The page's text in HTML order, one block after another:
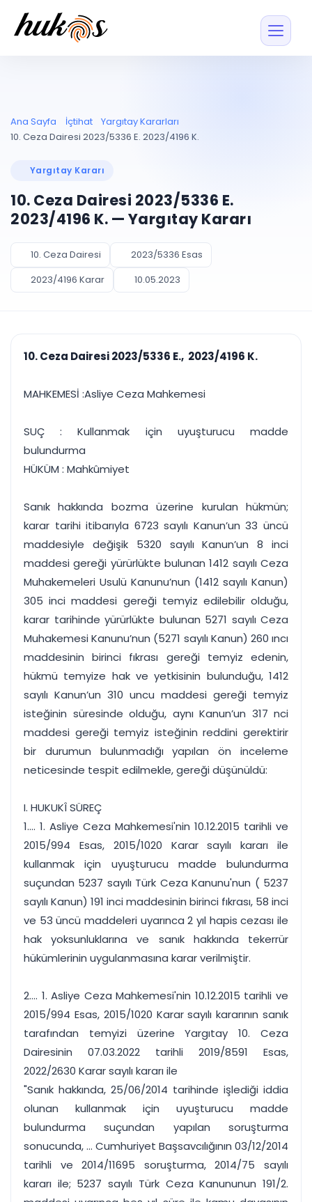
Entegrasyonu
UYAP ile otomatik
UYAP Evrak
Entegrasyonu
UETS Entegrasyonu
Tebligatları anında
Müvekkil ve taraf
Vekalet
PLANLAMA & TAKİP
Pano ve Takip
Duruşma ve görev
takvimi
Bildirim
Süreleri asla kaçırmayın
takibi
Tek panelde uçtan uca yönetim
UYAP & UETS entegrasyonundan finansa, hepsi bir arada.
Tüm özellikleri inceleyin
Blog
Ücretsiz Başlayın Giriş Yap
Ana Sayfa İçtihat
Yargıtay Kararları
10. Ceza Dairesi 2023/5336 E. 2023/4196 K.
Yargıtay Kararı
10. Ceza Dairesi 2023/5336 E.
2023/4196 K. — Yargıtay Kararı
10. Ceza Dairesi
2023/5336 Esas
2023/4196 Karar
10.05.2023
10. Ceza Dairesi 2023/5336 E., 2023/4196 K.
MAHKEMESİ :Asliye Ceza Mahkemesi
SUÇ : Kullanmak için uyuşturucu madde
bulundurma
HÜKÜM : Mahkûmiyet
Sanık hakkında bozma üzerine kurulan hükmün;
karar tarihi itibarıyla 6723 sayılı Kanun’un 33 üncü
maddesiyle değişik 5320 sayılı Kanun’un 8 inci
maddesi gereği yürürlükte bulunan 1412 sayılı Ceza
Muhakemeleri Usulü Kanunu’nun (1412 sayılı Kanun)
305 inci maddesi gereği temyiz edilebilir olduğu,
karar tarihinde yürürlükte bulunan 5271 sayılı Ceza
Muhakemesi Kanunu’nun (5271 sayılı Kanun) 260 ıncı
maddesinin birinci fıkrası gereği temyiz edenin,
hükmü temyize hak ve yetkisinin bulunduğu, 1412
sayılı Kanun’un 310 uncu maddesi gereği temyiz
isteğinin süresinde olduğu, aynı Kanun’un 317 nci
maddesi gereği temyiz isteğinin reddini gerektirir
bir durumun bulunmadığı yapılan ön inceleme
neticesinde tespit edilmekle, gereği düşünüldü:
I. HUKUKÎ SÜREÇ
1.... 1. Asliye Ceza Mahkemesi'nin 10.12.2015 tarihli ve
2015/994 Esas, 2015/1020 Karar sayılı kararı ile
kullanmak için uyuşturucu madde bulundurma
suçundan 5237 sayılı Türk Ceza Kanunu'nun ( 5237
sayılı Kanun) 191 inci maddesinin birinci fıkrası, 58 inci
ve 53 üncü maddeleri uyarınca 2 yıl hapis cezası ile
hak yoksunluklarına ve sanık hakkında tekerrür
hükümlerinin uygulanmasına karar verilmiştir.
2.... 1. Asliye Ceza Mahkemesi'nin 10.12.2015 tarihli ve
2015/994 Esas, 2015/1020 Karar sayılı kararının sanık
tarafından temyizi üzerine Yargıtay 10. Ceza
Dairesinin 07.03.2022 tarihli 2019/8591 Esas,
2022/2630 Karar sayılı kararı ile
"Sanık hakkında, 25/06/2014 tarihinde işlediği iddia
olunan kullanmak için uyuşturucu madde
bulundurma suçundan yapılan soruşturma
sonucunda, ... Cumhuriyet Başsavcılığının 03/12/2014
tarihli ve 2014/11695 soruşturma, 2014/75 sayılı
kararı ile; 5237 sayılı Türk Ceza Kanununun 191/2.